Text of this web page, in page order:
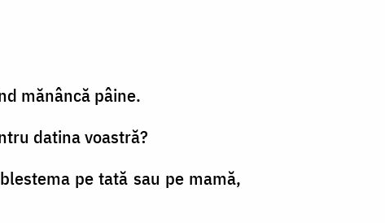
mănâncă pâine.
datina voastră?
pe tată sau pe mamă,